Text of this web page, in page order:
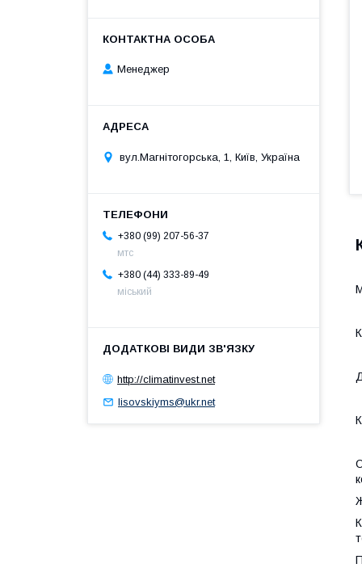
Менеджер
вул.Магнітогорська, 1, Київ, Україна
+380 (99) 207-56-37
мтс
+380 (44) 333-89-49
міський
http://climatinvest.net
lisovskiyms@ukr.net